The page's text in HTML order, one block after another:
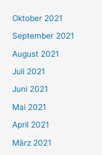
n
n
a
c
h
:
Oktober 2021
September 2021
August 2021
Juli 2021
Juni 2021
Mai 2021
April 2021
März 2021